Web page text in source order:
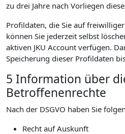
zu drei Jahre nach Vorliegen
Profildaten, die Sie auf
können Sie jederzeit selbst
aktiven JKU Account verfügen.
Speicherung dieser Profildaten
5 Information über
Betroffenenrechte
Nach der DSGVO haben Sie
Recht auf Auskunft